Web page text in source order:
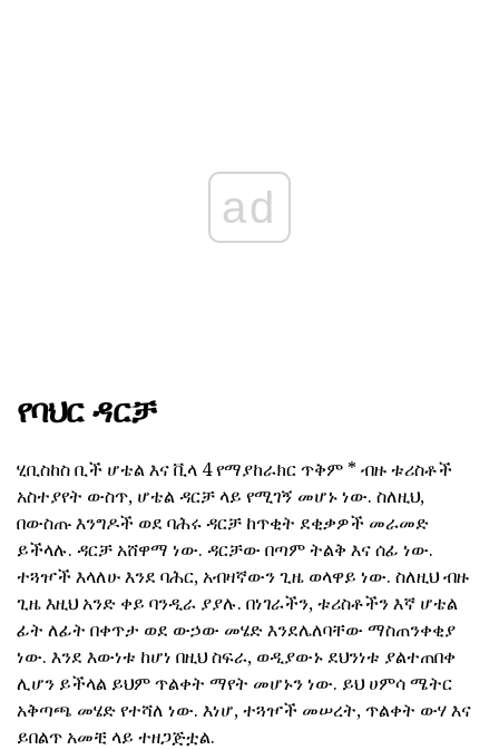
ad
የባህር ዳርቻ
ሂቢስከስ ቢች ሆቴል እና ቪላ 4 የማያከራክር ጥቅም * ብዙ ቱሪስቶች
አስተያየት ውስጥ, ሆቴል ዳርቻ ላይ የሚገኝ መሆኑ ነው. ስለዚህ,
በውስጡ እንግዶች ወደ ባሕሩ ዳርቻ ከጥቂት ደቂቃዎች መራመድ
ይችላሉ. ዳርቻ አሸዋማ ነው. ዳርቻው በጣም ትልቅ እና ሰፊ ነው.
ተጓዦች እላለሁ እንደ ባሕር, አብዛኛውን ጊዜ ወላዋይ ነው. ስለዚህ ብዙ
ጊዜ እዚህ አንድ ቀይ ባንዲራ ያያሉ. በነገራችን, ቱሪስቶችን እኛ ሆቴል
ፊት ለፊት በቀጥታ ወደ ውኃው መሄድ እንደሌለባቸው ማስጠንቀቂያ
ነው. እንደ እውነቱ ከሆነ በዚህ ስፍራ, ወዲያውኑ ደህንነቱ ያልተጠበቀ
ሊሆን ይችላል ይህም ጥልቀት ማየት መሆኑን ነው. ይህ ሀምሳ ሜትር
አቅጣጫ መሄድ የተሻለ ነው. እነሆ, ተጓዦች መሠረት, ጥልቀት ውሃ እና
ይበልጥ አመቺ ላይ ተዘጋጅቷል.